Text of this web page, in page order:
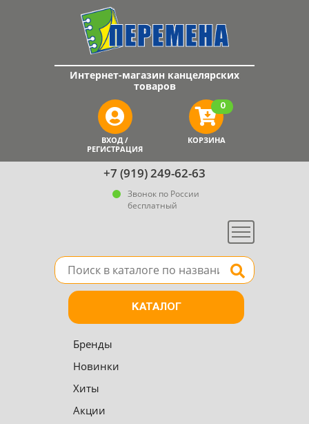
+7 (919) 249-62-63
Звонок по России
бесплатный
Меню
Интернет-магазин канцелярских
товаров
ВХОД /
РЕГИСТРАЦИЯ
КОРЗИНА
0
Поле для поиска товара в каталоге Найти
КАТАЛОГ
Бренды
Новинки
Хиты
Акции